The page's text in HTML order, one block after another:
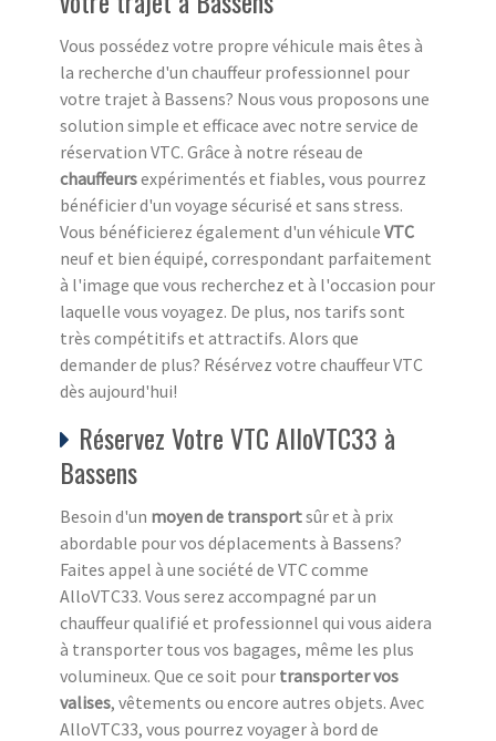
Vous possédez votre propre véhicule mais êtes à
la recherche d'un chauffeur professionnel pour
votre trajet à Bassens? Nous vous proposons une
solution simple et efficace avec notre service de
réservation VTC. Grâce à notre réseau de
chauffeursexpérimentés et fiables, vous pourrez
bénéficier d'un voyage sécurisé et sans stress.
Vous bénéficierez également d'un véhicule VTC
neuf et bien équipé, correspondant parfaitement
à l'image que vous recherchez et à l'occasion pour
laquelle vous voyagez. De plus, nos tarifs sont
très compétitifs et attractifs. Alors que
demander de plus? Résérvez votre chauffeur VTC
dès aujourd'hui!
Réservez Votre VTC AlloVTC33 à
Bassens
Besoin d'un moyen de transportsûr et à prix
abordable pour vos déplacements à Bassens?
Faites appel à une société de VTC comme
AlloVTC33. Vous serez accompagné par un
chauffeur qualifié et professionnel qui vous aidera
à transporter tous vos bagages, même les plus
volumineux. Que ce soit pour transporter vos
valises, vêtements ou encore autres objets. Avec
AlloVTC33, vous pourrez voyager à bord de